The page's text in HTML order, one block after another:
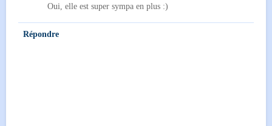
Oui, elle est super sympa en plus :)
Répondre